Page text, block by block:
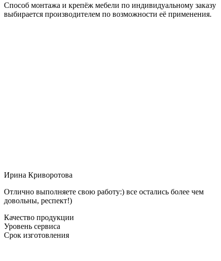
Способ монтажа и крепёж мебели по индивидуальному заказу
выбирается производителем по возможности её применения.
Ирина Криворотова
Отлично выполняете свою работу:) все остались более чем
довольны, респект!)
Качество продукции
Уровень сервиса
Срок изготовления